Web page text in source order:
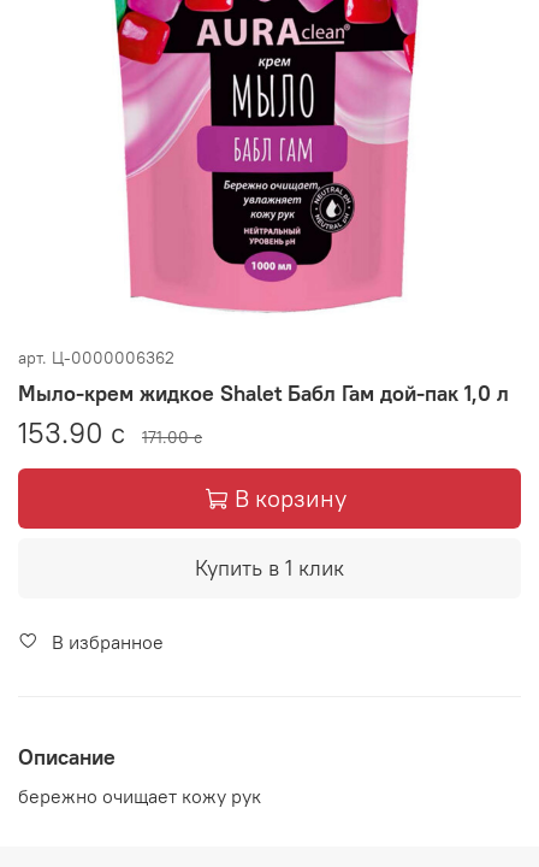
арт. Ц-0000006362
Мыло-крем жидкое Shalet Бабл Гам дой-пак 1,0 л
153.90 с 171.00 с
В корзину
Купить в 1 клик
В избранное
Описание
бережно очищает кожу рук